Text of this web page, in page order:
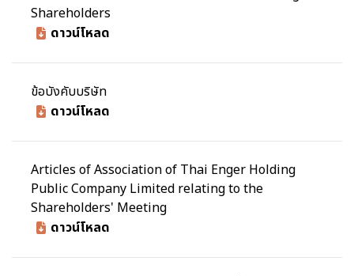
Shareholders
ดาวน์โหลด
ข้อบังคับบริษัท
ดาวน์โหลด
Articles of Association of Thai Enger Holding
Public Company Limited relating to the
Shareholders' Meeting
ดาวน์โหลด